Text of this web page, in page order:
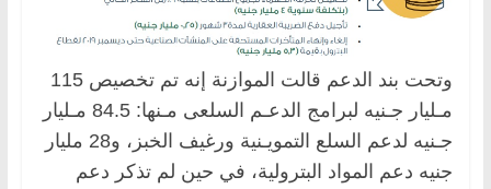
وتحت بند الدعم قالت الموازنة إنه تم تخصيص 115
مـليار جـنيه لبرامج الدعـم السلعى مـنها: 84.5 مـليار
جـنيه لدعم السلع التمويـنية ورغيف الخبز، و28 مليار
جنيه دعم المواد البترولية، في حين لم تذكر دعم